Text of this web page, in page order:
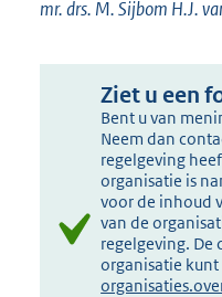
mr. drs. M. Sijbom H.J.
Ziet u een
Bent u van
Neem dan
regelgeving
organisatie is
voor de inhoud
van de
regelgeving. De
organisatie